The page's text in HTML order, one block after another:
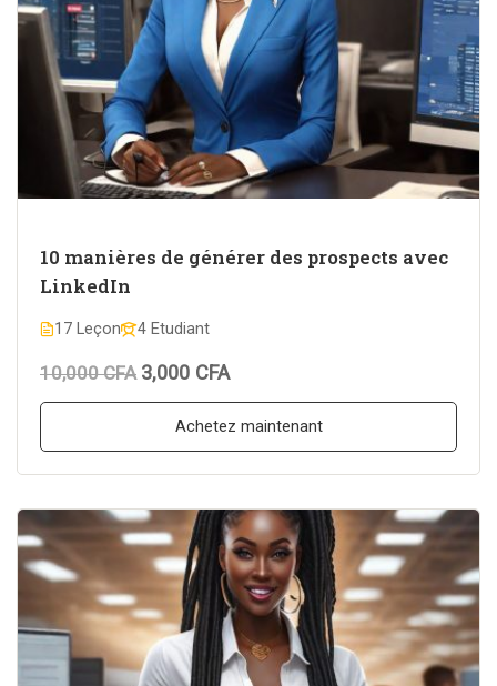
10 manières de générer des prospects avec
LinkedIn
17 Leçon 4 Etudiant
10,000 CFA 3,000 CFA
Achetez maintenant